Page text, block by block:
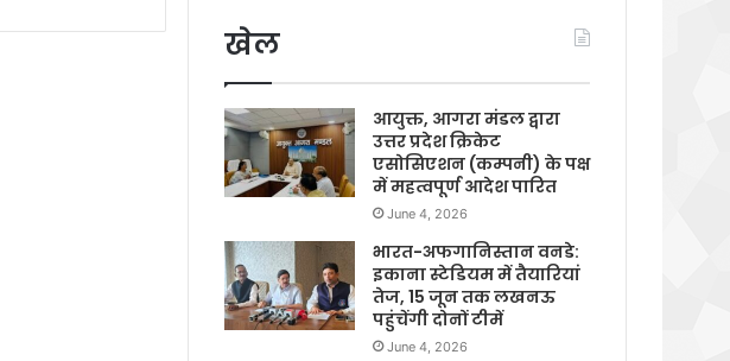
खेल
आयुक्त, आगरा मंडल द्वारा
उत्तर प्रदेश क्रिकेट
एसोसिएशन (कम्पनी) के पक्ष
में महत्वपूर्ण आदेश पारित
June 4, 2026
भारत-अफगानिस्तान वनडे:
इकाना स्टेडियम में तैयारियां
तेज, 15 जून तक लखनऊ
पहुंचेंगी दोनों टीमें
June 4, 2026